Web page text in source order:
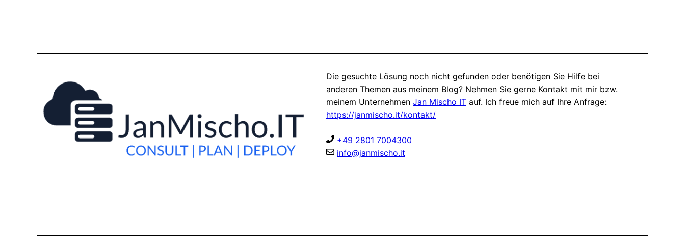
Die gesuchte Lösung noch nicht gefunden oder benötigen Sie Hilfe bei
anderen Themen aus meinem Blog? Nehmen Sie gerne Kontakt mit mir bzw.
meinem Unternehmen Jan Mischo IT auf. Ich freue mich auf Ihre Anfrage:
https://janmischo.it/kontakt/
+49 2801 7004300
info@janmischo.it